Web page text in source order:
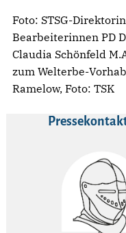
Foto: STSG-
Bearbeiterinnen PD
Claudia Schönfeld
zum Welterbe-
Ramelow, Foto: TSK